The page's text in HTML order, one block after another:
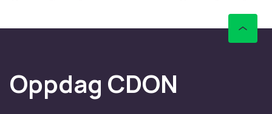
Oppdag CDON